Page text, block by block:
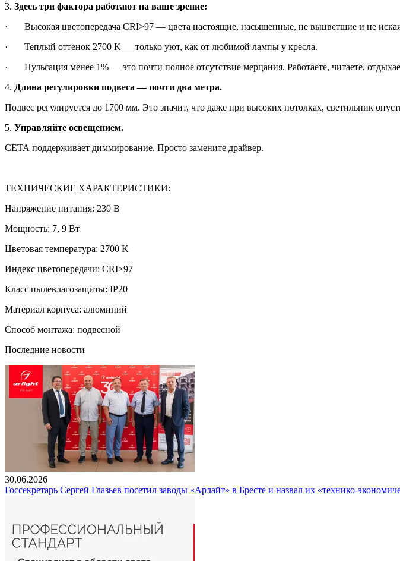
3. Здесь три фактора работают на ваше зрение:
· Высокая цветопередача CRI>97 — цвета настоящие, насыщенные, не выцветшие и не
· Теплый оттенок 2700 K — только уют, как от любимой лампы у кресла.
· Пульсация менее 1% — это почти полное отсутствие мерцания. Работаете, читаете,
4. Длина регулировки подвеса — почти два метра.
Подвес регулируется до 1700 мм. Это значит, что даже при высоких потолках, светильник
5. Управляйте освещением.
СЕТА поддерживает диммирование. Просто замените драйвер.
ТЕХНИЧЕСКИЕ ХАРАКТЕРИСТИКИ:
Напряжение питания: 230 В
Мощность: 7, 9 Вт
Цветовая температура: 2700 K
Индекс цветопередачи: CRI>97
Класс пылевлагозащиты: IP20
Материал корпуса: алюминий
Способ монтажа: подвесной
Последние новости
30.06.2026
Госсекретарь Сергей Глазьев посетил заводы «Арлайт» в Бресте и назвал их «технико-